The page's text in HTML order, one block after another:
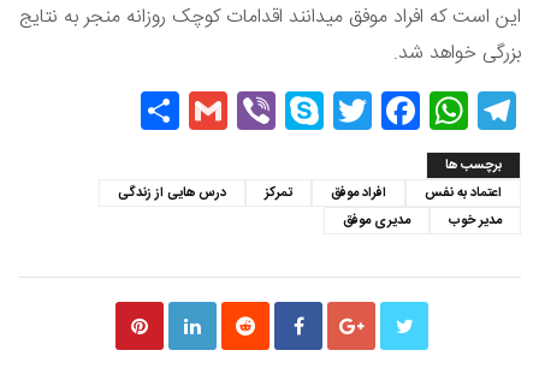
این است که افراد موفق میدانند اقدامات کوچک روزانه منجر به نتایج
بزرگی خواهد شد.
Telegram
WhatsApp
Facebook
Twitter
Skype
Viber
Gmail
برچسب ها
اعتماد به نفس
افراد موفق تمرکز
درس هایی از زندگی
مدیر خوب
مدیری موفق